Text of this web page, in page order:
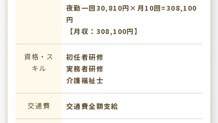
夜勤一回30,810円×月10回=308,100
円
【月収：308,100円】
資格・ス
キル
初任者研修
実務者研修
介護福祉士
交通費 交通費全額支給